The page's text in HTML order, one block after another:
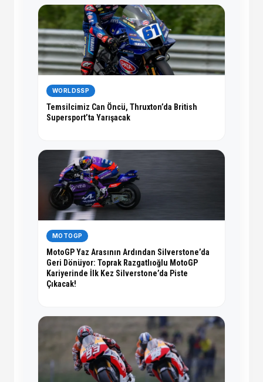
WORLDSSP
Temsilcimiz Can Öncü, Thruxton’da British
Supersport’ta Yarışacak
MOTOGP
MotoGP Yaz Arasının Ardından Silverstone’da
Geri Dönüyor: Toprak Razgatlıoğlu MotoGP
Kariyerinde İlk Kez Silverstone’da Piste
Çıkacak!